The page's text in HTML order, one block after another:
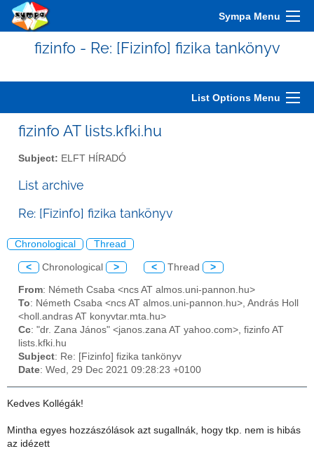
Sympa Menu
fizinfo - Re: [Fizinfo] fizika tankönyv
List Options Menu
fizinfo AT lists.kfki.hu
Subject: ELFT HÍRADÓ
List archive
Re: [Fizinfo] fizika tankönyv
Chronological Thread
< Chronological > < Thread >
From: Németh Csaba <ncs AT almos.uni-pannon.hu>
To: Németh Csaba <ncs AT almos.uni-pannon.hu>, András Holl
<holl.andras AT konyvtar.mta.hu>
Cc: "dr. Zana János" <janos.zana AT yahoo.com>, fizinfo AT
lists.kfki.hu
Subject: Re: [Fizinfo] fizika tankönyv
Date: Wed, 29 Dec 2021 09:28:23 +0100
Kedves Kollégák!
Mintha egyes hozzászólások azt sugallnák, hogy tkp. nem is hibás
az idézett